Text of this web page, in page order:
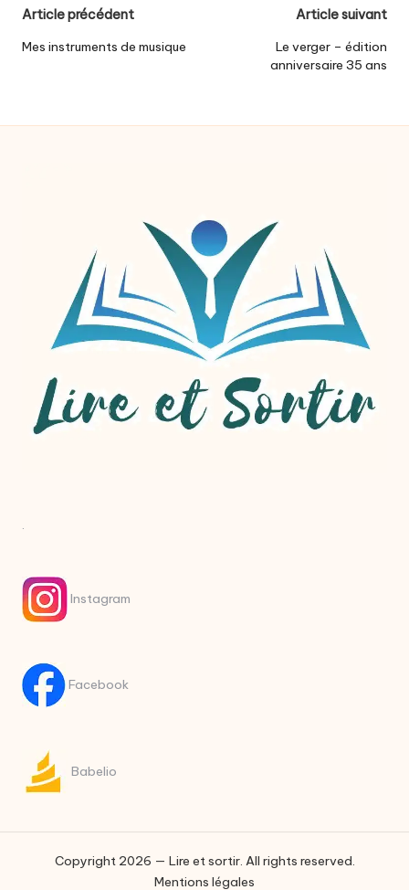
Post
navigation
Article précédent
Mes instruments de musique
Article suivant
Le verger – édition
anniversaire 35 ans
.
Instagram
Facebook
Babelio
Copyright 2026 — Lire et sortir. All rights reserved.
Mentions légales